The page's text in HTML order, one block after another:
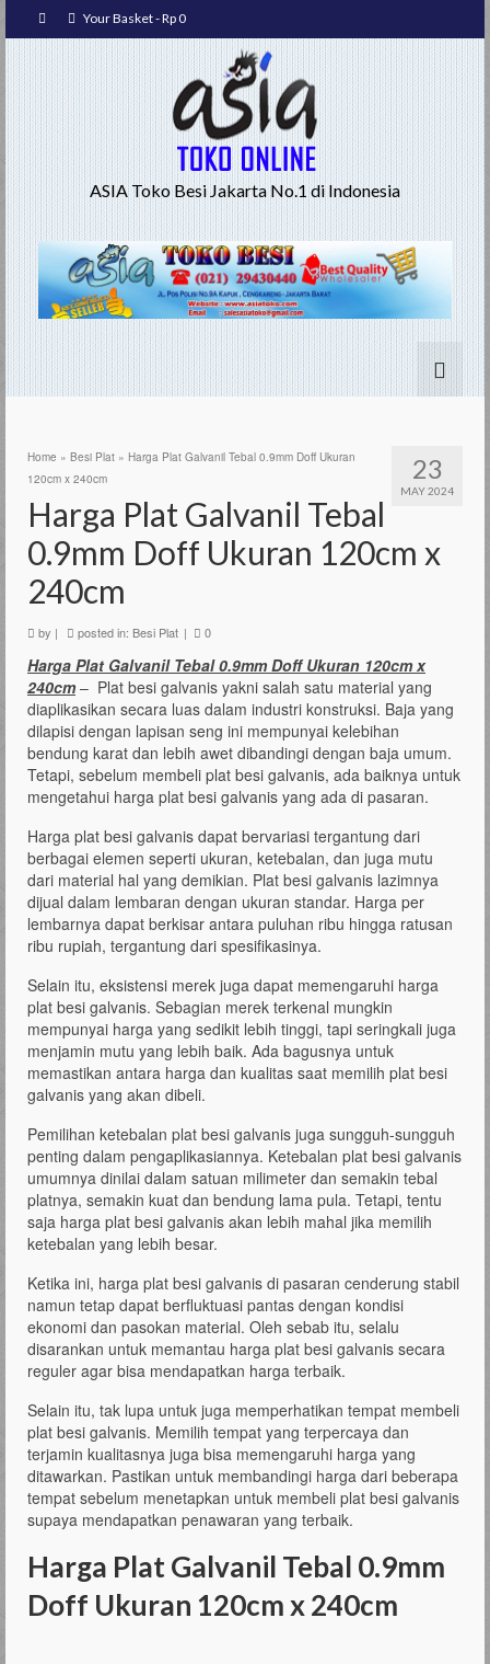
Your Basket-Rp0
ASIA Toko Besi Jakarta No.1 di Indonesia
23
MAY 2024
Home » Besi Plat » Harga Plat Galvanil Tebal 0.9mm Doff Ukuran
120cm x 240cm
Harga Plat Galvanil Tebal
0.9mm Doff Ukuran 120cm x
240cm
by | posted in: Besi Plat | 0
Harga Plat Galvanil Tebal 0.9mm Doff Ukuran 120cm x
240cm– Plat besi galvanis yakni salah satu material yang
diaplikasikan secara luas dalam industri konstruksi. Baja yang
dilapisi dengan lapisan seng ini mempunyai kelebihan
bendung karat dan lebih awet dibandingi dengan baja umum.
Tetapi, sebelum membeli plat besi galvanis, ada baiknya untuk
mengetahui harga plat besi galvanis yang ada di pasaran.
Harga plat besi galvanis dapat bervariasi tergantung dari
berbagai elemen seperti ukuran, ketebalan, dan juga mutu
dari material hal yang demikian. Plat besi galvanis lazimnya
dijual dalam lembaran dengan ukuran standar. Harga per
lembarnya dapat berkisar antara puluhan ribu hingga ratusan
ribu rupiah, tergantung dari spesifikasinya.
Selain itu, eksistensi merek juga dapat memengaruhi harga
plat besi galvanis. Sebagian merek terkenal mungkin
mempunyai harga yang sedikit lebih tinggi, tapi seringkali juga
menjamin mutu yang lebih baik. Ada bagusnya untuk
memastikan antara harga dan kualitas saat memilih plat besi
galvanis yang akan dibeli.
Pemilihan ketebalan plat besi galvanis juga sungguh-sungguh
penting dalam pengaplikasiannya. Ketebalan plat besi galvanis
umumnya dinilai dalam satuan milimeter dan semakin tebal
platnya, semakin kuat dan bendung lama pula. Tetapi, tentu
saja harga plat besi galvanis akan lebih mahal jika memilih
ketebalan yang lebih besar.
Ketika ini, harga plat besi galvanis di pasaran cenderung stabil
namun tetap dapat berfluktuasi pantas dengan kondisi
ekonomi dan pasokan material. Oleh sebab itu, selalu
disarankan untuk memantau harga plat besi galvanis secara
reguler agar bisa mendapatkan harga terbaik.
Selain itu, tak lupa untuk juga memperhatikan tempat membeli
plat besi galvanis. Memilih tempat yang terpercaya dan
terjamin kualitasnya juga bisa memengaruhi harga yang
ditawarkan. Pastikan untuk membandingi harga dari beberapa
tempat sebelum menetapkan untuk membeli plat besi galvanis
supaya mendapatkan penawaran yang terbaik.
Harga Plat Galvanil Tebal 0.9mm
Doff Ukuran 120cm x 240cm